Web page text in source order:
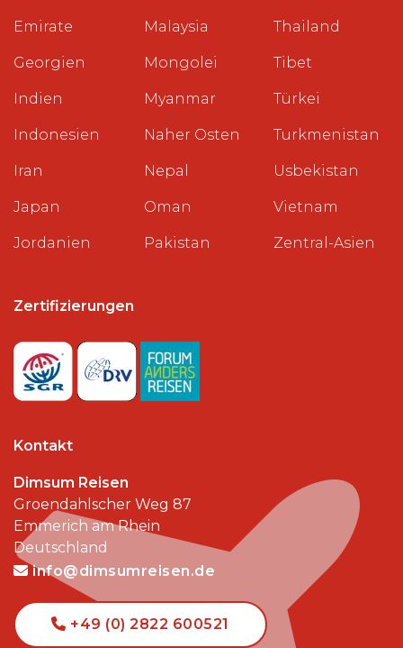
Emirate
Georgien
Indien
Indonesien
Iran
Japan
Jordanien
Malaysia
Mongolei
Myanmar
Naher Osten
Nepal
Oman
Pakistan
Thailand
Tibet
Türkei
Turkmenistan
Usbekistan
Vietnam
Zentral-Asien
Zertifizierungen
Kontakt
Dimsum Reisen
Groendahlscher Weg 87
Emmerich am Rhein
Deutschland
info@dimsumreisen.de
+49 (0) 2822 600521